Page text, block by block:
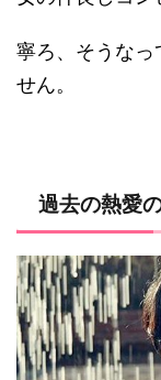
寧ろ、そうなっ
せん。
過去の熱愛